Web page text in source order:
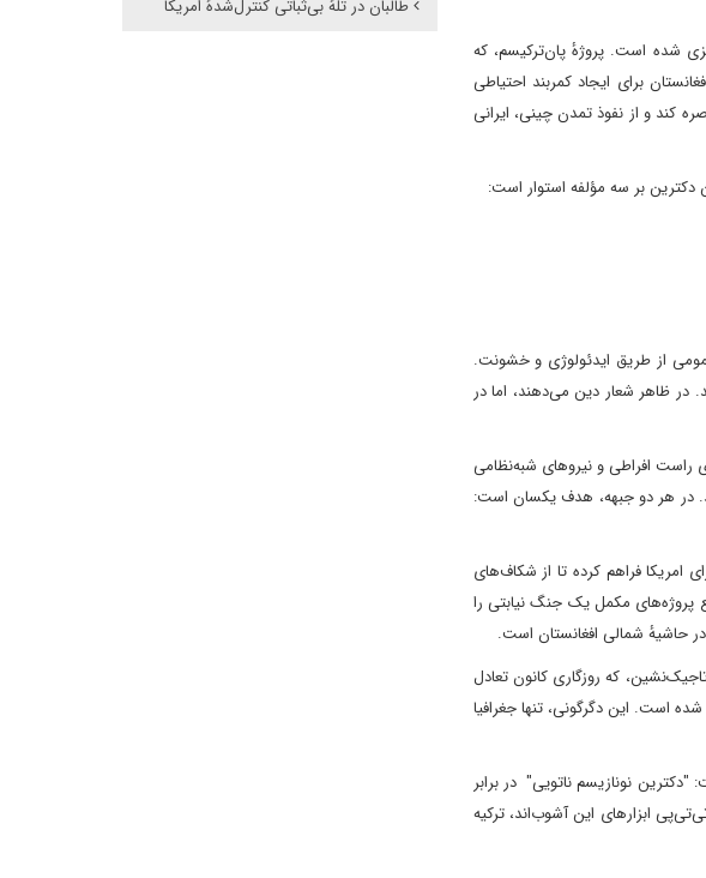
شده است. پروژهٔ پان‌ترکیسم، که
برای ایجاد کمربند احتیاطی
کند و از نفوذ تمدن چینی، ایرانی
دکترین بر سه مؤلفه استوار است:
در دههٔ ۱۹۳۰ برعهده داشتند: مهار نارضایتی عمومی از طریق ایدئولوژی و خشونت.
در ظاهر شعار دین می‌دهند، اما در
راست افراطی و نیروهای شبه‌نظامی
در هر دو جبهه، هدف یکسان است:
امریکا فراهم کرده تا از شکاف‌های
پروژه‌های مکمل یک جنگ نیابتی را
حاشیهٔ شمالی افغانستان است.
که روزگاری کانون تعادل
است. این دگرگونی، تنها جغرافیا
نو‌نازیسم ناتویی" در برابر
ابزارهای این آشوب‌اند، ترکیه
طالبان در تلهٔ بی‌ثباتی کنترل‌شدهٔ امریکا